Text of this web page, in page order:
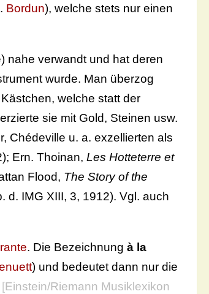
Bordun), welche stets nur einen
nahe verwandt und hat deren
wurde. Man überzog
welche statt der
sie mit Gold, Steinen usw.
Chédeville u. a. exzellierten als
Ern. Thoinan, Les Hotteterre et
Flood, The Story of the
d. IMG XIII, 3, 1912). Vgl. auch
. Die Bezeichnung à la
) und bedeutet dann nur die
[Einstein/Riemann Musiklexikon